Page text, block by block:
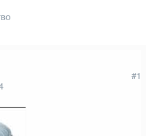
#1